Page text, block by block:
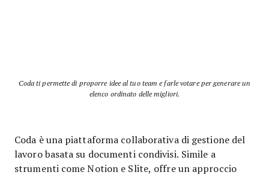
Coda ti permette di proporre idee al tuo team e farle votare per generare un
elenco ordinato delle migliori.
Coda è una piattaforma collaborativa di gestione del
lavoro basata su documenti condivisi. Simile a
strumenti come Notion e Slite, offre un approccio